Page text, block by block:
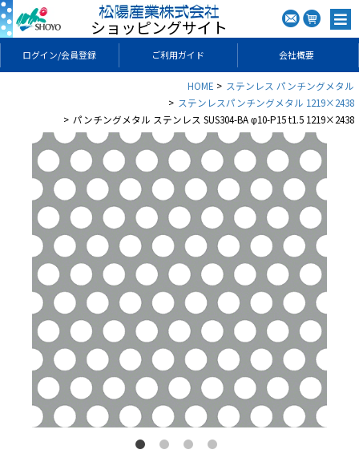
ショッピングサイト
ログイン/会員登録 ご利用ガイド 会社概要
HOME
ステンレス パンチングメタル
ステンレスパンチングメタル 1219×2438
パンチングメタル ステンレス SUS304-BA φ10-P15 t1.5 1219×2438